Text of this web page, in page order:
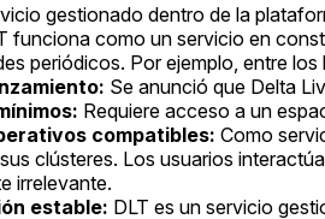
gestionado dentro de la
funciona como un servicio en
periódicos. Por ejemplo, entre
Se anunció que Delta
Requiere acceso a un
compatibles: Como
clústeres. Los usuarios
irrelevante.
estable: DLT es un servicio